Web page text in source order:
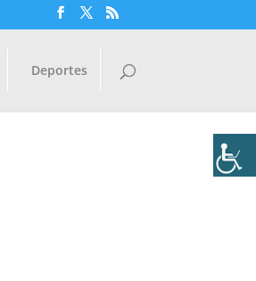
Deportes